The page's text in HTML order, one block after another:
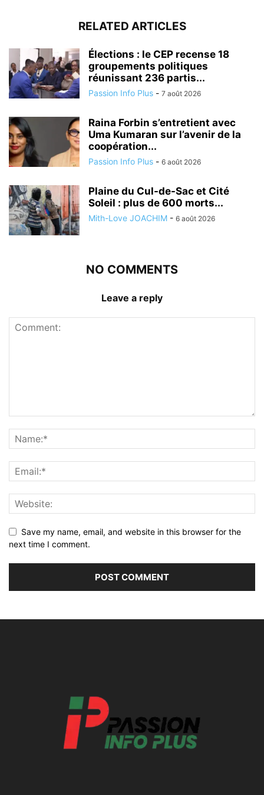
RELATED ARTICLES
Élections : le CEP recense 18
groupements politiques
réunissant 236 partis...
Passion Info Plus - 7 août 2026
Raina Forbin s’entretient avec
Uma Kumaran sur l’avenir de la
coopération...
Passion Info Plus - 6 août 2026
Plaine du Cul-de-Sac et Cité
Soleil : plus de 600 morts...
Mith-Love JOACHIM - 6 août 2026
NO COMMENTS
Leave a reply
Save my name, email, and website in this browser for the
next time I comment.